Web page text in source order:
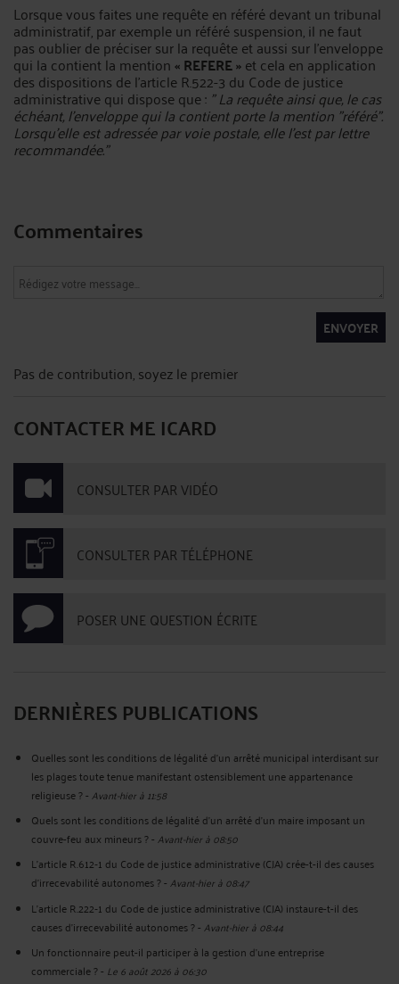
Lorsque vous faites une requête en référé devant un tribunal
administratif, par exemple un référé suspension, il ne faut
pas oublier de préciser sur la requête et aussi sur l'enveloppe
qui la contient la mention« REFERE »et cela en application
des dispositions de l'article R.522-3 du Code de justice
administrative qui dispose que : " La requête ainsi que, le cas
échéant, l'enveloppe qui la contient porte la mention "référé".
Lorsqu'elle est adressée par voie postale, elle l'est par lettre
recommandée."
Commentaires
ENVOYER
Pas de contribution, soyez le premier
CONTACTER ME ICARD
CONSULTER PAR VIDÉO
CONSULTER PAR TÉLÉPHONE
POSER UNE QUESTION ÉCRITE
DERNIÈRES PUBLICATIONS
Quelles sont les conditions de légalité d’un arrêté municipal interdisant sur
les plages toute tenue manifestant ostensiblement une appartenance
religieuse ?-Avant-hier à 11:58
Quels sont les conditions de légalité d'un arrêté d'un maire imposant un
couvre-feu aux mineurs ?-Avant-hier à 08:50
L’article R.612‑1 du Code de justice administrative (CJA) crée-t-il des causes
d’irrecevabilité autonomes ?-Avant-hier à 08:47
L’article R.222‑1 du Code de justice administrative (CJA) instaure-t-il des
causes d’irrecevabilité autonomes ?-Avant-hier à 08:44
Un fonctionnaire peut-il participer à la gestion d’une entreprise
commerciale ?- Le 6 août 2026 à 06:30